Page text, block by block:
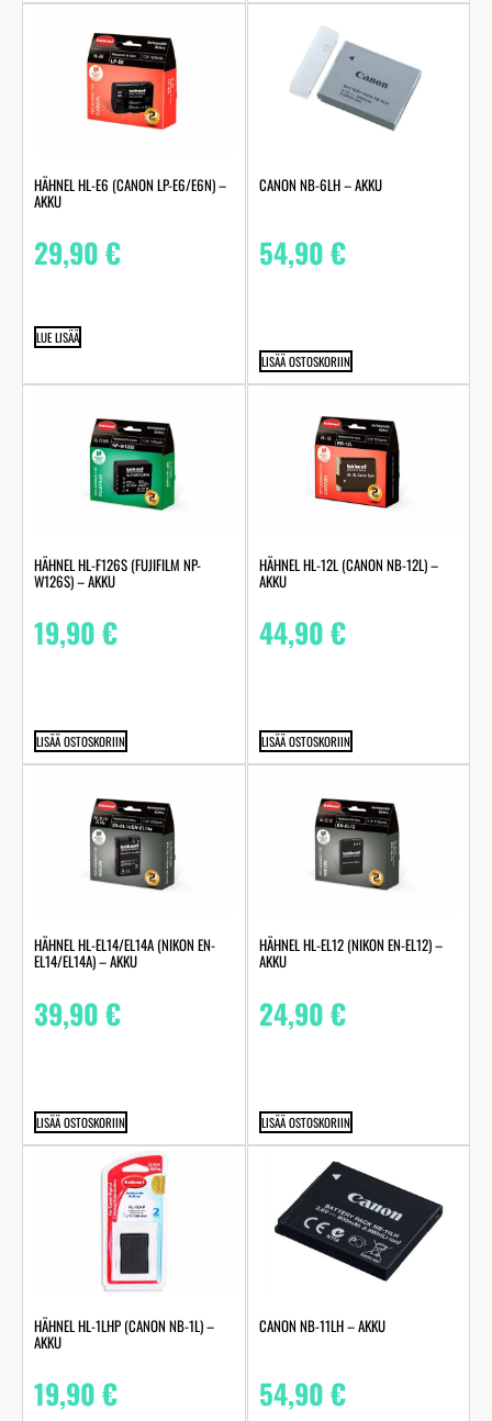
HÄHNEL HL-E6 (CANON LP-E6/E6N) –
AKKU
29,90€
LUE LISÄÄ
CANON NB-6LH – AKKU
54,90€
LISÄÄ OSTOSKORIIN
HÄHNEL HL-F126S (FUJIFILM NP-
W126S) – AKKU
19,90€
LISÄÄ OSTOSKORIIN
HÄHNEL HL-12L (CANON NB-12L) –
AKKU
44,90€
LISÄÄ OSTOSKORIIN
HÄHNEL HL-EL14/EL14A (NIKON EN-
EL14/EL14A) – AKKU
39,90€
LISÄÄ OSTOSKORIIN
HÄHNEL HL-EL12 (NIKON EN-EL12) –
AKKU
24,90€
LISÄÄ OSTOSKORIIN
HÄHNEL HL-1LHP (CANON NB-1L) –
AKKU
19,90€
CANON NB-11LH – AKKU
54,90€